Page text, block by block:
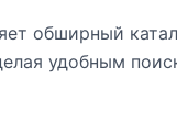
обширный
удобным